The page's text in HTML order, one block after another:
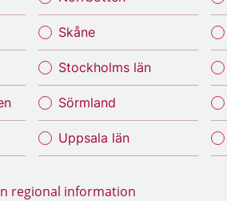
Skåne
Stockholms län
Sörmland
Uppsala län
regional information